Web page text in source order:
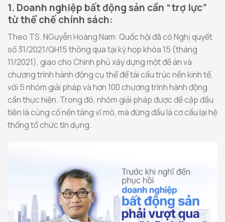
1. Doanh nghiệp bất động sản cần “trợ lực”
từ thể chế chính sách:
Theo TS. NGuyễn Hoàng Nam: Quốc hội đã có Nghị quyết
số 31/2021/QH15 thông qua tại kỳ họp khóa 15 (tháng
11/2021), giao cho Chính phủ xây dựng một đề án và
chương trình hành động cụ thể để tái cấu trúc nền kinh tế,
với 5 nhóm giải pháp và hơn 100 chương trình hành động
cần thực hiện. Trong đó, nhóm giải pháp được đề cập đầu
tiên là củng cố nền tảng vĩ mô, mà đứng đầu là cơ cấu lại hệ
thống tổ chức tín dụng.